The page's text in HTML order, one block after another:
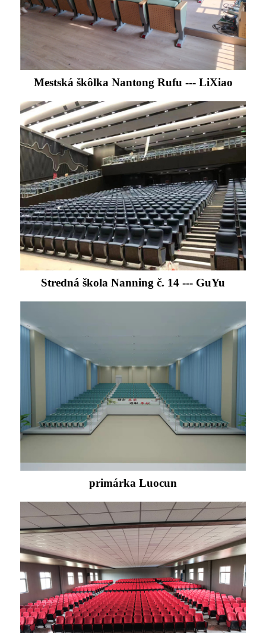
Mestská škôlka Nantong Rufu --- LiXiao
Stredná škola Nanning č. 14 --- GuYu
primárka Luocun